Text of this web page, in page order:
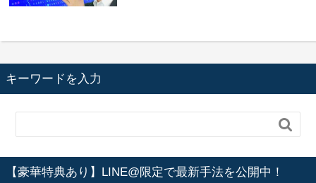
キーワードを入力

【豪華特典あり】LINE@限定で最新手法を公開中！